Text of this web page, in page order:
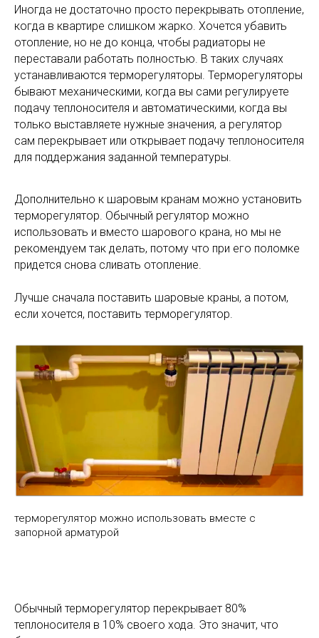
Иногда не достаточно просто перекрывать отопление,
когда в квартире слишком жарко. Хочется убавить
отопление, но не до конца, чтобы радиаторы не
переставали работать полностью. В таких случаях
устанавливаются терморегуляторы. Терморегуляторы
бывают механическими, когда вы сами регулируете
подачу теплоносителя и автоматическими, когда вы
только выставляете нужные значения, а регулятор
сам перекрывает или открывает подачу теплоносителя
для поддержания заданной температуры.
Дополнительно к шаровым кранам можно установить
терморегулятор. Обычный регулятор можно
использовать и вместо шарового крана, но мы не
рекомендуем так делать, потому что при его поломке
придется снова сливать отопление.
Лучше сначала поставить шаровые краны, а потом,
если хочется, поставить терморегулятор.
терморегулятор можно использовать вместе с
запорной арматурой
Обычный терморегулятор перекрывает 80%
теплоносителя в 10% своего хода. Это значит, что